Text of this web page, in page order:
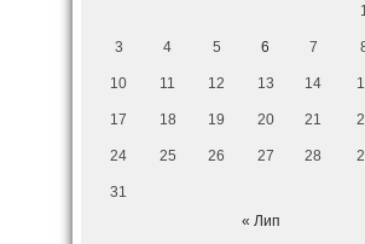
3 4 5 6 7
10 11 12 13 14
17 18 19 20 21
24 25 26 27 28
31
« Лип